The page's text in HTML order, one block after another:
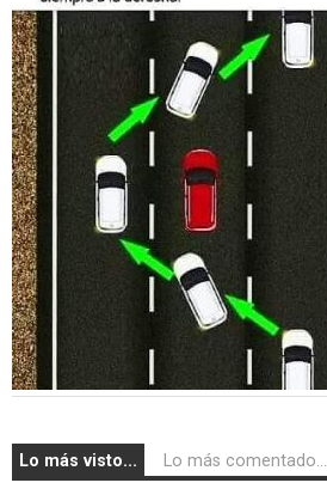
Lo más visto... Lo más comentado...